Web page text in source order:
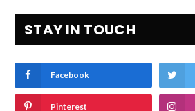
STAY IN TOUCH
Facebook
Pinterest